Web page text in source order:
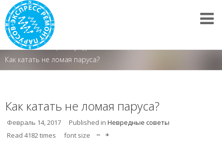
Полезно знать / /
Как катать не ломая паруса?
Как катать не ломая паруса?
Февраль 14, 2017 Published in Невредные советы
Read 4182times font size